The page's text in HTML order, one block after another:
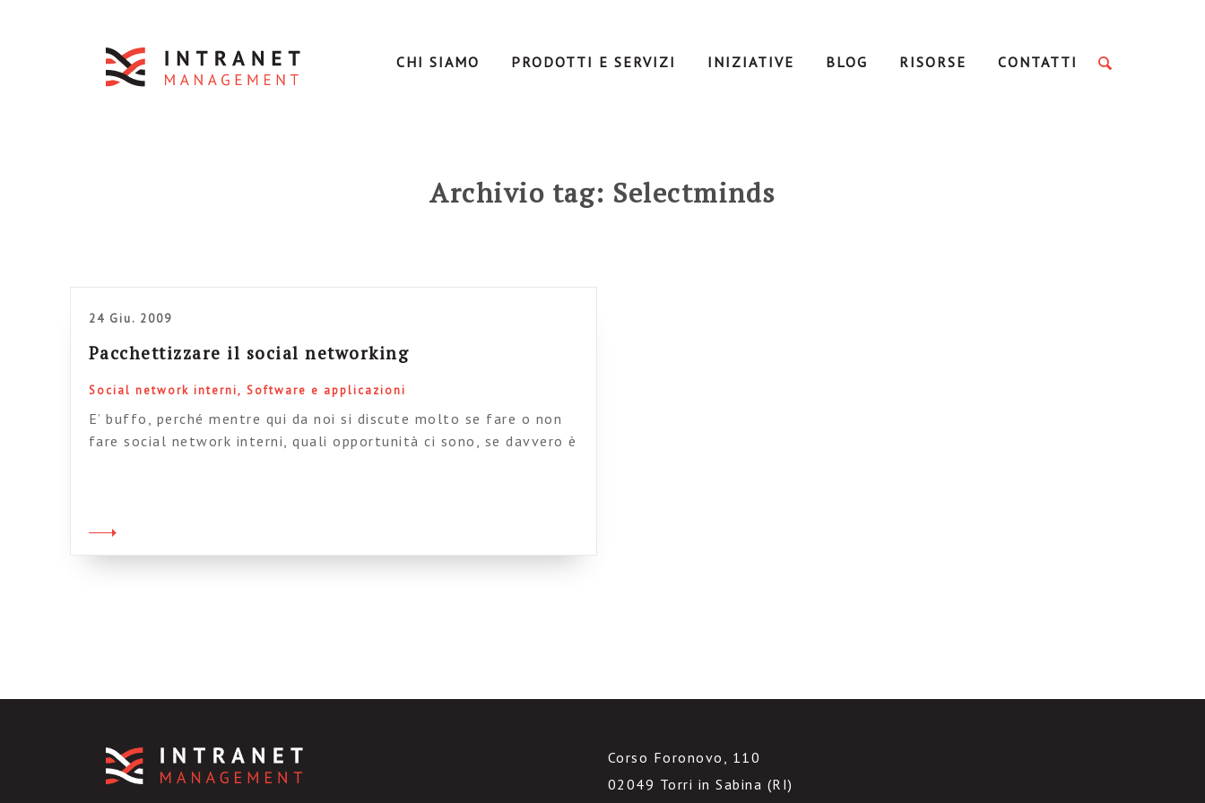
CHI SIAMO PRODOTTI E SERVIZI INIZIATIVE BLOG RISORSE CONTATTI
Archivio tag: Selectminds
24 Giu. 2009
Pacchettizzare il social networking
Social network interni Software e applicazioni
E’ buffo, perché mentre qui da noi si discute molto se fare o non
fare social network interni, quali opportunità ci sono, se davvero è
Corso Foronovo, 110
02049 Torri in Sabina (RI)